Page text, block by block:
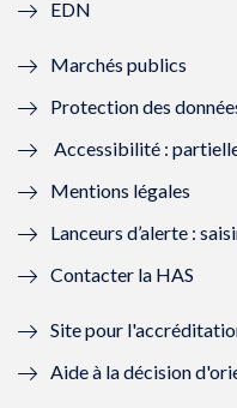
n
ê
t
r
e
)
EDN
Marchés publics
Protection des
Accessibilité :
Mentions légales
Lanceurs d’alerte :
Contacter la HAS
Site pour
Aide à la décision